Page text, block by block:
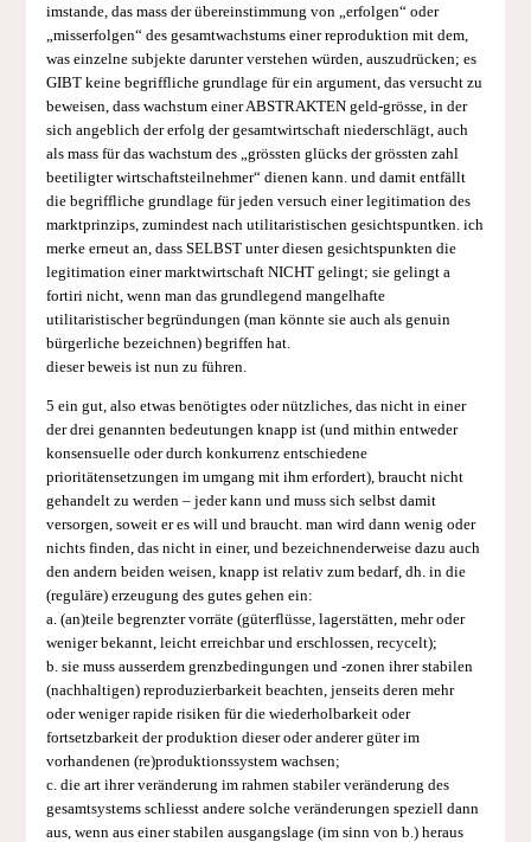
imstande, das mass der übereinstimmung von „erfolgen“ oder
„misserfolgen“ des gesamtwachstums einer reproduktion mit dem,
was einzelne subjekte darunter verstehen würden, auszudrücken; es
GIBT keine begriffliche grundlage für ein argument, das versucht zu
beweisen, dass wachstum einer ABSTRAKTEN geld-grösse, in der
sich angeblich der erfolg der gesamtwirtschaft niederschlägt, auch
als mass für das wachstum des „grössten glücks der grössten zahl
beetiligter wirtschaftsteilnehmer“ dienen kann. und damit entfällt
die begriffliche grundlage für jeden versuch einer legitimation des
marktprinzips, zumindest nach utilitaristischen gesichtspuntken. ich
merke erneut an, dass SELBST unter diesen gesichtspunkten die
legitimation einer marktwirtschaft NICHT gelingt; sie gelingt a
fortiri nicht, wenn man das grundlegend mangelhafte
utilitaristischer begründungen (man könnte sie auch als genuin
bürgerliche bezeichnen) begriffen hat.
dieser beweis ist nun zu führen.
5 ein gut, also etwas benötigtes oder nützliches, das nicht in einer
der drei genannten bedeutungen knapp ist (und mithin entweder
konsensuelle oder durch konkurrenz entschiedene
prioritätensetzungen im umgang mit ihm erfordert), braucht nicht
gehandelt zu werden – jeder kann und muss sich selbst damit
versorgen, soweit er es will und braucht. man wird dann wenig oder
nichts finden, das nicht in einer, und bezeichnenderweise dazu auch
den andern beiden weisen, knapp ist relativ zum bedarf, dh. in die
(reguläre) erzeugung des gutes gehen ein:
a. (an)teile begrenzter vorräte (güterflüsse, lagerstätten, mehr oder
weniger bekannt, leicht erreichbar und erschlossen, recycelt);
b. sie muss ausserdem grenzbedingungen und -zonen ihrer stabilen
(nachhaltigen) reproduzierbarkeit beachten, jenseits deren mehr
oder weniger rapide risiken für die wiederholbarkeit oder
fortsetzbarkeit der produktion dieser oder anderer güter im
vorhandenen (re)produktionssystem wachsen;
c. die art ihrer veränderung im rahmen stabiler veränderung des
gesamtsystems schliesst andere solche veränderungen speziell dann
aus, wenn aus einer stabilen ausgangslage (im sinn von b.) heraus